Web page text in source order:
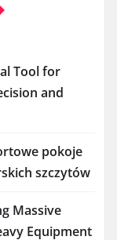
Tool for
and
pokoje
szczytów
Massive
Equipment